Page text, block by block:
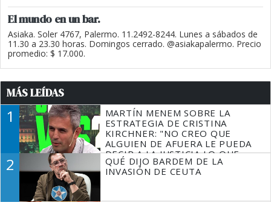
El mundo en un bar.
Asiaka. Soler 4767, Palermo. 11.2492-8244. Lunes a sábados de
11.30 a 23.30 horas. Domingos cerrado. @asiakapalermo. Precio
promedio: $ 17.000.
MÁS LEÍDAS
1
MARTÍN MENEM SOBRE LA
ESTRATEGIA DE CRISTINA
KIRCHNER: "NO CREO QUE
ALGUIEN DE AFUERA LE PUEDA
DECIR A LA JUSTICIA LO QUE
TIENE QUE HACER"
2
QUÉ DIJO BARDEM DE LA
INVASIÓN DE CEUTA